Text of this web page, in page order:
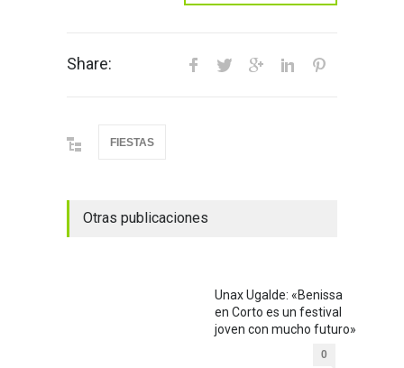
Share:
FIESTAS
Otras publicaciones
Unax Ugalde: «Benissa
en Corto es un festival
joven con mucho futuro»
0